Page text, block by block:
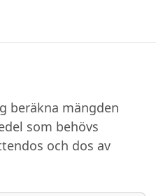
beräkna mängden
som behövs
och dos av